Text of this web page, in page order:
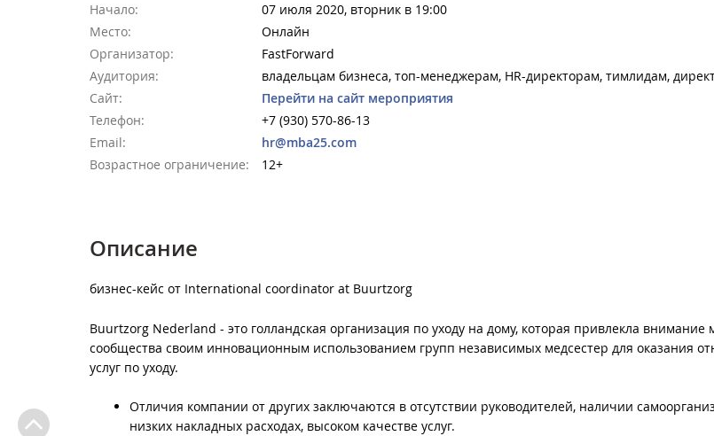
Начало:
07 июля 2020, вторник в 19:00
Место:
Онлайн
Организатор:
FastForward
Аудитория:
владельцам бизнеса, топ-менеджерам, HR-директорам, тимлидам,
Сайт:
Перейти на сайт мероприятия
Телефон:
+7 (930) 570-86-13
Email:
hr@mba25.com
Возрастное ограничение:
12+
Описание
бизнес-кейс от International coordinator at Buurtzorg
Buurtzorg Nederland - это голландская организация по уходу на дому, которая привлекла внимание
сообщества своим инновационным использованием групп независимых медсестер для оказания
услуг по уходу.
Отличия компании от других заключаются в отсутствии руководителей, наличии
низких накладных расходах, высоком качестве услуг. ⠀